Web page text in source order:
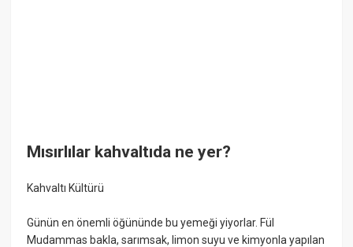
Mısırlılar kahvaltıda ne yer?
Kahvaltı Kültürü
Günün en önemli öğününde bu yemeği yiyorlar. Fül
Mudammas bakla, sarımsak, limon suyu ve kimyonla yapılan